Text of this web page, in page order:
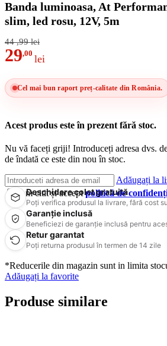
Banda luminoasa, At
slim, led rosu, 12V, 5m
44 ,99 lei
29,00 lei
Cel mai bun raport preț-calitate din România.
Acest produs este în prezent fără stoc.
Nu vă faceți griji! Introduceți adresa dvs.
de îndată ce este din nou în stoc.
Adăugați la
Am citit și acceptpolitică de
Deschidere colet gratuită
Poți verifica produsul la livrare, fără cost
Garanție inclusă
Beneficiezi de garanție inclusă pentru
Retur garantat
Poți returna produsul în termen de 14 zile
*Reducerile din magazin sunt in limita
Adăugați la favorite
Produse similare